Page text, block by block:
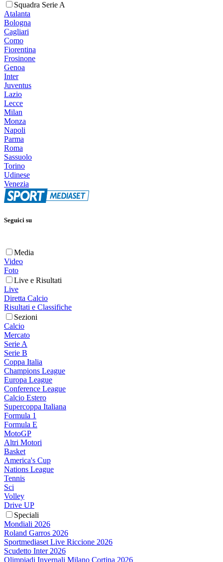
Squadra Serie A
Atalanta
Bologna
Cagliari
Como
Fiorentina
Frosinone
Genoa
Inter
Juventus
Lazio
Lecce
Milan
Monza
Napoli
Parma
Roma
Sassuolo
Torino
Udinese
Venezia
Seguici su
Media
Video
Foto
Live e Risultati
Live
Diretta Calcio
Risultati e Classifiche
Sezioni
Calcio
Mercato
Serie A
Serie B
Coppa Italia
Champions League
Europa League
Conference League
Calcio Estero
Supercoppa Italiana
Formula 1
Formula E
MotoGP
Altri Motori
Basket
America's Cup
Nations League
Tennis
Sci
Volley
Drive UP
Speciali
Mondiali 2026
Roland Garros 2026
Sportmediaset Live Riccione 2026
Scudetto Inter 2026
Olimpiadi Invernali Milano Cortina 2026